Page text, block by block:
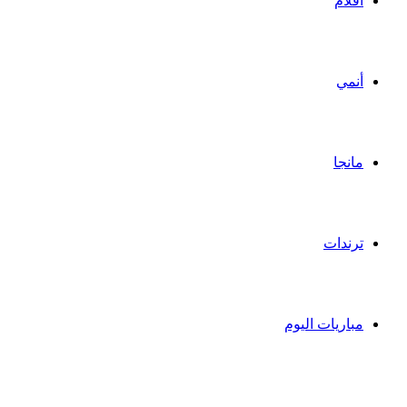
أنمي
مانجا
ترندات
مباريات اليوم